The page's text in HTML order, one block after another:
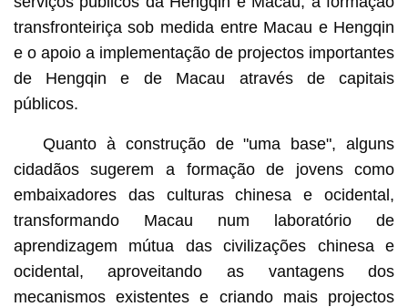
transfronteiriça sob medida entre Macau e Hengqin
e o apoio a implementação de projectos importantes
de Hengqin e de Macau através de capitais
públicos.
Quanto à construção de "uma base", alguns
cidadãos sugerem a formação de jovens como
embaixadores das culturas chinesa e ocidental,
transformando Macau num laboratório de
aprendizagem mútua das civilizações chinesa e
ocidental, aproveitando as vantagens dos
mecanismos existentes e criando mais projectos